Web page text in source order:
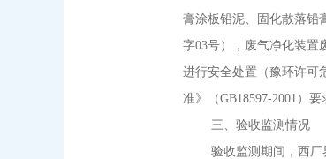
膏涂板铅泥、固化散落铅
字03号），废气净化装置
进行安全处置（豫环许可
准》（GB18597-2001）要
三、验收监测情况
验收监测期间，西厂界